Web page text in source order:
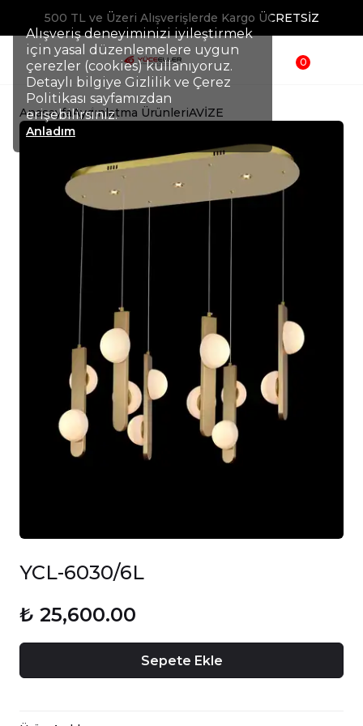
Alışveriş deneyiminizi iyileştirmek
için yasal düzenlemelere uygun
çerezler (cookies) kullanıyoruz.
Detaylı bilgiye Gizlilik ve Çerez
Politikası sayfamızdan
erişebilirsiniz.
Anladım
500 TL ve Üzeri Alışverişlerde Kargo ÜCRETSİZ
0
AnasayfaAydınlatma ÜrünleriAVİZE
YCL-6030/6L
₺ 25,600.00
Sepete Ekle